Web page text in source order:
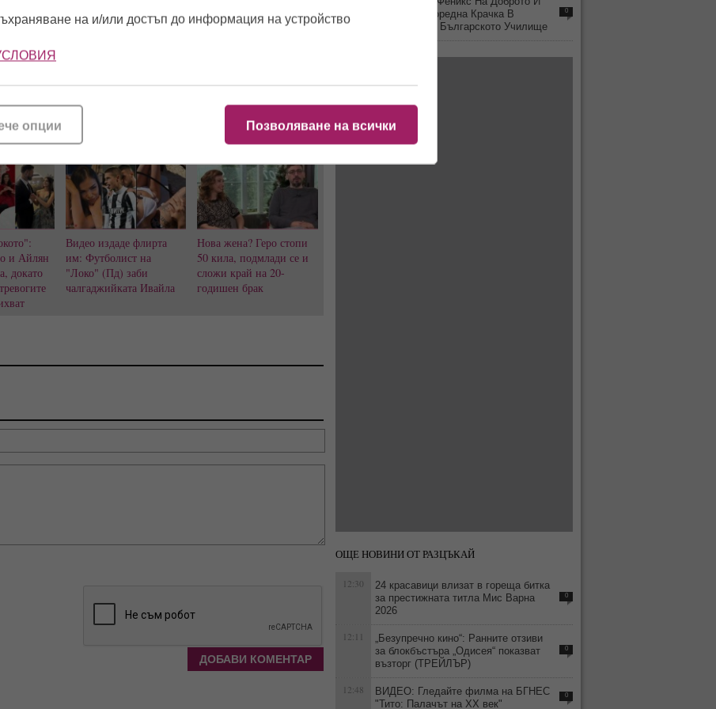
рекетьор съм!
,Фънки,Маги Халваджиян,Златка Райкова,Бони,Софи
и Айлян
докато
Видео издаде флирта
им: Футболист на
"Локо" (Пд) заби
чалгаджийката Ивайла
Нова жена? Геро стопи
50 кила, подмлади се и
сложи край на 20-
годишен брак
8888.Bg С Поредна Крачка В
Подкрепа На Българското Училище
0
ОЩЕ НОВИНИ ОТ РАЗЦЪКАЙ
12:30
24 красавици влизат в гореща битка
за престижната титла Мис Варна
2026
0
12:11
„Безупречно кино“: Ранните отзиви
за блокбъстъра „Одисея“ показват
възторг (ТРЕЙЛЪР)
0
12:48
ВИДЕО: Гледайте филма на БГНЕС
"Тито: Палачът на ХХ век"
0
на и/или достъп до информация на устройство
Позволяване на всички
опции